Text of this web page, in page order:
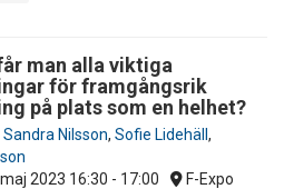
man alla viktiga
för framgångsrik
på plats som en helhet?
Sandra Nilsson, Sofie Lidehäll ,
2023 16:30 - 17:00 F-Expo